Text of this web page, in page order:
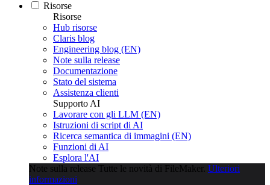
Risorse
Risorse
Hub risorse
Claris blog
Engineering blog (EN)
Note sulla release
Documentazione
Stato del sistema
Assistenza clienti
Supporto AI
Lavorare con gli LLM (EN)
Istruzioni di script di AI
Ricerca semantica di immagini (EN)
Funzioni di AI
Esplora l'AI
Note sulla release Tutte le novità di FileMaker. Ulteriori
informazioni